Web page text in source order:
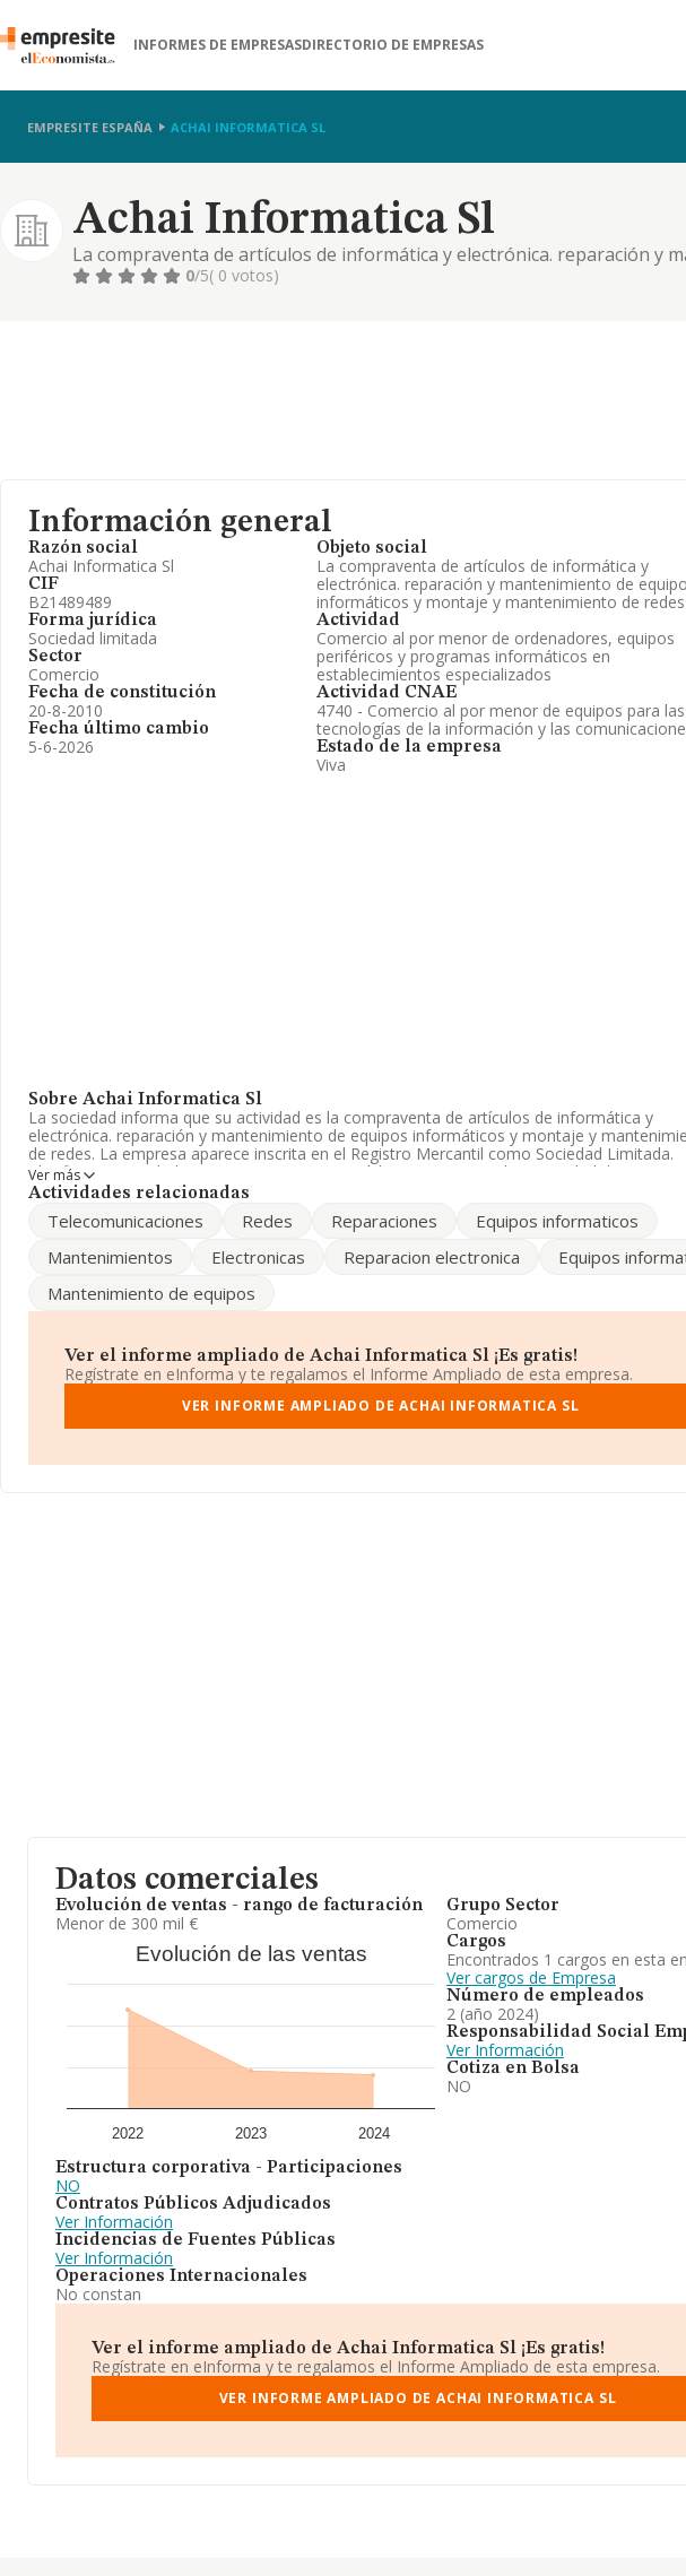
INFORMES DE EMPRESASDIRECTORIO DE EMPRESAS
EMPRESITE ESPAÑA ACHAI INFORMATICA SL
Achai Informatica Sl
La compraventa de artículos de informática y electrónica. reparación y
informáticos y montaje y mantenimiento de redes
0/5( 0 votos)
Información general
Razón social
Achai Informatica Sl
CIF
B21489489
Forma jurídica
Sociedad limitada
Sector
Comercio
Fecha de constitución
20-8-2010
Fecha último cambio
5-6-2026
Objeto social
La compraventa de artículos de informática y
electrónica. reparación y mantenimiento de
informáticos y montaje y mantenimiento de redes
Actividad
Comercio al por menor de ordenadores, equipos
periféricos y programas informáticos en
establecimientos especializados
Actividad CNAE
4740 - Comercio al por menor de equipos para las
tecnologías de la información y las
Estado de la empresa
Viva
Sobre Achai Informatica Sl
La sociedad informa que su actividad es la compraventa de artículos de informática y
electrónica. reparación y mantenimiento de equipos informáticos y montaje y
de redes. La empresa aparece inscrita en el Registro Mercantil como Sociedad Limitada.
Clasifica su actividad CNAE como '%cnae%', código 4740. No realiza actividad de
y/o exportación.
No ha habido variación en cuanto al número de empleados con respecto al 2023 y según
de sector.
Para más información es posible contactar a través del teléfono 959820033 y el correo
electrónico esinfo@achai.com. Para saber más puedes acceder a su página web en este
La sociedadAchai Informatica S.L, NIF B21489489, está situada en Calle Valdelarco,
en el municipio de Huelva, Andalucía.
En base a la información de la que dispone INFORMA sobre 10.642 compañías, a nivel
entre todas las compañías alcanza los 550 mil euros. En relación con la información de la
Ver más
Actividades relacionadas
Telecomunicaciones Redes Reparaciones
Equipos informaticos
Mantenimientos
Electronicas Reparacion electronica
Equipos
Mantenimiento de equipos
Ver el informe ampliado de Achai Informatica Sl ¡Es gratis!
Regístrate en eInforma y te regalamos el Informe Ampliado de esta empresa.
VER INFORME AMPLIADO DE ACHAI INFORMATICA SL
Datos comerciales
Evolución de ventas - rango de facturación
Menor de 300 mil €
Evolución de las ventas
2022 2023 2024
Estructura corporativa - Participaciones
NO
Contratos Públicos Adjudicados
Ver Información
Incidencias de Fuentes Públicas
Ver Información
Operaciones Internacionales
No constan
Grupo Sector
Comercio
Cargos
Encontrados 1 cargos en esta
Ver cargos de Empresa
Número de empleados
2 (año 2024)
Responsabilidad Social
Ver Información
Cotiza en Bolsa
NO
Ver el informe ampliado de Achai Informatica Sl ¡Es gratis!
Regístrate en eInforma y te regalamos el Informe Ampliado de esta empresa.
VER INFORME AMPLIADO DE ACHAI INFORMATICA SL